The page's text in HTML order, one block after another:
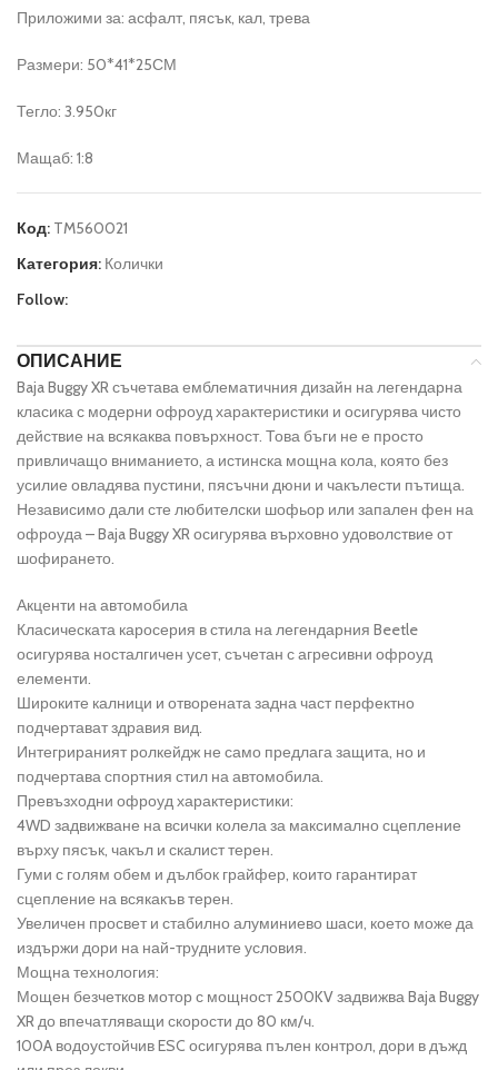
Приложими за: асфалт, пясък, кал, трева
Размери: 50*41*25СМ
Тегло: 3.950кг
Мащаб: 1:8
Код: TM560021
Категория: Колички
Follow:
ОПИСАНИЕ
Baja Buggy XR съчетава емблематичния дизайн на легендарна
класика с модерни офроуд характеристики и осигурява чисто
действие на всякаква повърхност. Това бъги не е просто
привличащо вниманието, а истинска мощна кола, която без
усилие овладява пустини, пясъчни дюни и чакълести пътища.
Независимо дали сте любителски шофьор или запален фен на
офроуда – Baja Buggy XR осигурява върховно удоволствие от
шофирането.
Акценти на автомобила
Класическата каросерия в стила на легендарния Beetle
осигурява носталгичен усет, съчетан с агресивни офроуд
елементи.
Широките калници и отворената задна част перфектно
подчертават здравия вид.
Интегрираният ролкейдж не само предлага защита, но и
подчертава спортния стил на автомобила.
Превъзходни офроуд характеристики:
4WD задвижване на всички колела за максимално сцепление
върху пясък, чакъл и скалист терен.
Гуми с голям обем и дълбок грайфер, които гарантират
сцепление на всякакъв терен.
Увеличен просвет и стабилно алуминиево шаси, което може да
издържи дори на най-трудните условия.
Мощна технология:
Мощен безчетков мотор с мощност 2500KV задвижва Baja Buggy
XR до впечатляващи скорости до 80 км/ч.
100A водоустойчив ESC осигурява пълен контрол, дори в дъжд